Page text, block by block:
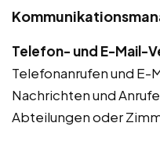
Telefon- und E-Mail-
Telefonanrufen und E-
Nachrichten und
Abteilungen oder